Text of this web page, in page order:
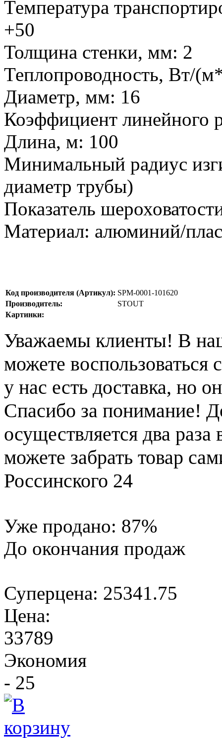
Температура
+50
Толщина стенки, мм: 2
Теплопроводность, Вт/
Диаметр, мм: 16
Коэффициент линейного
Длина, м: 100
Минимальный радиус
диаметр трубы)
Показатель
Материал: алюминий/
Код производителя (Артикул): SPM-0001-101620
Производитель:
STOUT
Картинки:
Уважаемы клиенты! В
можете воспользоваться
у нас есть доставка, но
Спасибо за понимание!
осуществляется два
можете забрать товар
Россинского 24
Уже продано: 87%
До окончания продаж
Суперцена: 25341.75
Цена:
33789
Экономия
- 25